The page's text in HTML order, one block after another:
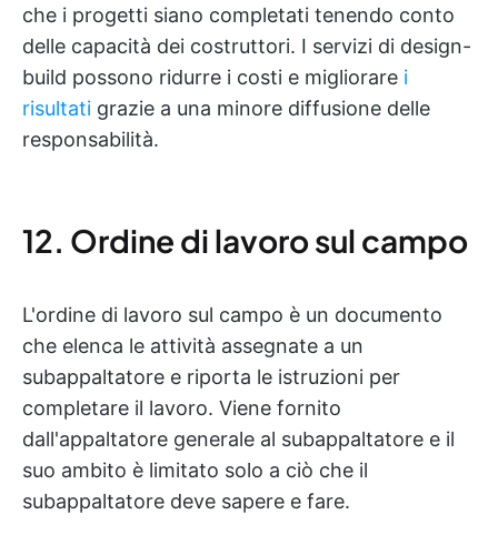
che i progetti siano completati tenendo conto
delle capacità dei costruttori. I servizi di design-
build possono ridurre i costi e migliorare i
risultati grazie a una minore diffusione delle
responsabilità.
12. Ordine di lavoro sul campo
L'ordine di lavoro sul campo è un documento
che elenca le attività assegnate a un
subappaltatore e riporta le istruzioni per
completare il lavoro. Viene fornito
dall'appaltatore generale al subappaltatore e il
suo ambito è limitato solo a ciò che il
subappaltatore deve sapere e fare.